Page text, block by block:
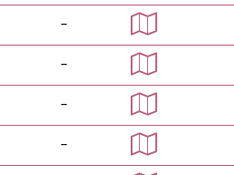
-
-
-
-